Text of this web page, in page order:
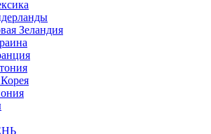
Зеландия